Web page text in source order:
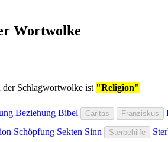
Wortwolke
der Schlagwortwolke ist "Religion"
Beziehung Bibel Caritas Franziskus
Schöpfung Sekten Sinn Sterbehilfe